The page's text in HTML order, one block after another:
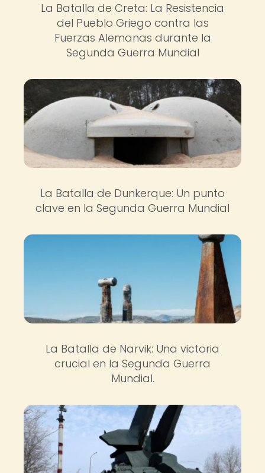
La Batalla de Creta: La Resistencia
del Pueblo Griego contra las
Fuerzas Alemanas durante la
Segunda Guerra Mundial
La Batalla de Dunkerque: Un punto
clave en la Segunda Guerra Mundial
La Batalla de Narvik: Una victoria
crucial en la Segunda Guerra
Mundial.